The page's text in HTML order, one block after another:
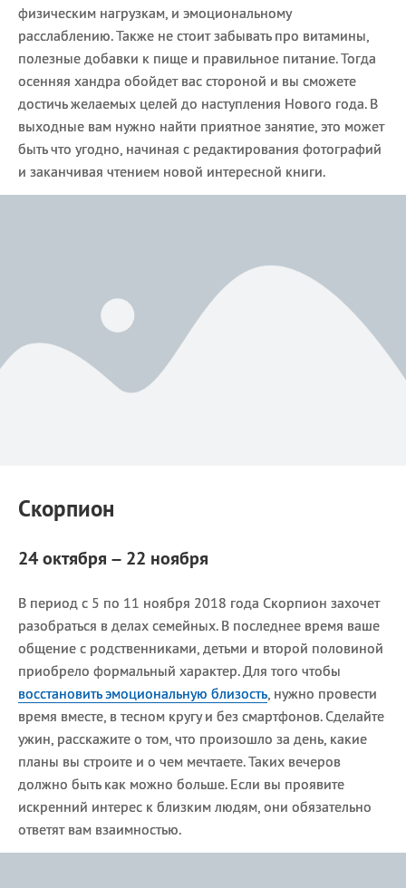
физическим нагрузкам, и эмоциональному
расслаблению. Также не стоит забывать про витамины,
полезные добавки к пище и правильное питание. Тогда
осенняя хандра обойдет вас стороной и вы сможете
достичь желаемых целей до наступления Нового года. В
выходные вам нужно найти приятное занятие, это может
быть что угодно, начиная с редактирования фотографий
и заканчивая чтением новой интересной книги.
Скорпион
24 октября – 22 ноября
В период с 5 по 11 ноября 2018 года Скорпион захочет
разобраться в делах семейных. В последнее время ваше
общение с родственниками, детьми и второй половиной
приобрело формальный характер. Для того чтобы
восстановить эмоциональную близость , нужно провести
время вместе, в тесном кругу и без смартфонов. Сделайте
ужин, расскажите о том, что произошло за день, какие
планы вы строите и о чем мечтаете. Таких вечеров
должно быть как можно больше. Если вы проявите
искренний интерес к близким людям, они обязательно
ответят вам взаимностью.